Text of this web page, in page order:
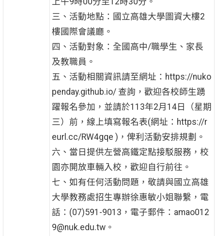
三、活動地點：國立高雄大學圖資大樓2
樓國際會議廳。
四、活動對象：全國高中/職學生、家長
及教職員。
五、活動相關資訊請至網址：https://nuko
penday.github.io/ 查詢，歡迎各校師生踴
躍報名參加，並請於113年2月14日（星期
三）前，線上填寫報名表(網址：https://r
eurl.cc/RW4gqe )，俾利活動安排規劃。
六、當日提供左營高鐵定點接駁服務，校
園亦開放車輛入校，歡迎自行前往。
七、如有任何活動問題，敬請與國立高雄
大學教務處招生專辦徐惠敏小姐聯繫，電
話：(07)591-9013，電子郵件：amao012
9@nuk.edu.tw。